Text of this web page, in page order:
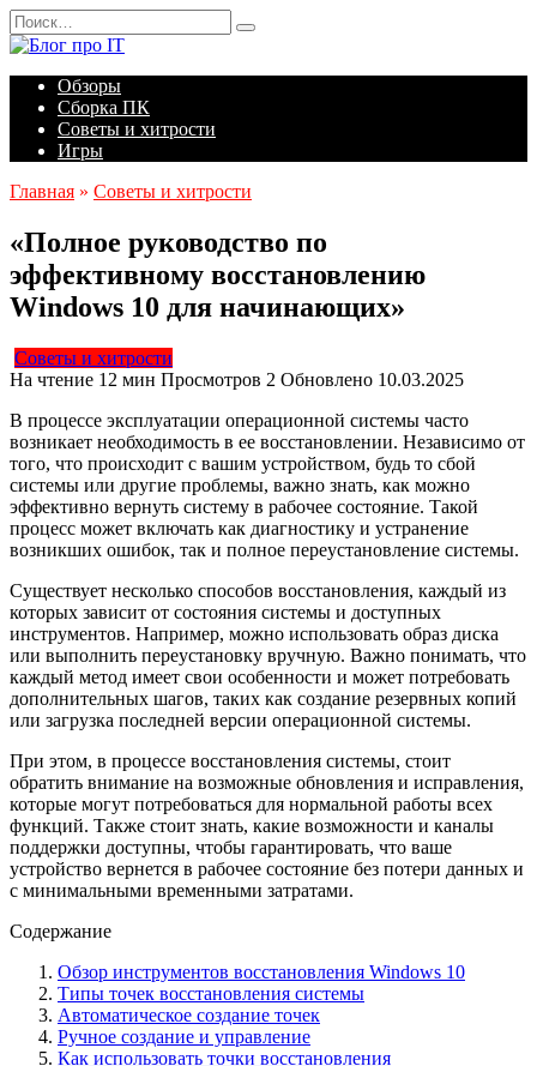
Перейти
к
содержанию
Search
for:
Обзоры
Сборка ПК
Советы и хитрости
Игры
Главная » Советы и хитрости
«Полное руководство по
эффективному восстановлению
Windows 10 для начинающих»
Советы и хитрости
На чтение 12 мин Просмотров 2 Обновлено 10.03.2025
В процессе эксплуатации операционной системы часто
возникает необходимость в ее восстановлении. Независимо от
того, что происходит с вашим устройством, будь то сбой
системы или другие проблемы, важно знать, как можно
эффективно вернуть систему в рабочее состояние. Такой
процесс может включать как диагностику и устранение
возникших ошибок, так и полное переустановление системы.
Существует несколько способов восстановления, каждый из
которых зависит от состояния системы и доступных
инструментов. Например, можно использовать образ диска
или выполнить переустановку вручную. Важно понимать, что
каждый метод имеет свои особенности и может потребовать
дополнительных шагов, таких как создание резервных копий
или загрузка последней версии операционной системы.
При этом, в процессе восстановления системы, стоит
обратить внимание на возможные обновления и исправления,
которые могут потребоваться для нормальной работы всех
функций. Также стоит знать, какие возможности и каналы
поддержки доступны, чтобы гарантировать, что ваше
устройство вернется в рабочее состояние без потери данных и
с минимальными временными затратами.
Содержание
Обзор инструментов восстановления Windows 10
Типы точек восстановления системы
Автоматическое создание точек
Ручное создание и управление
Как использовать точки восстановления